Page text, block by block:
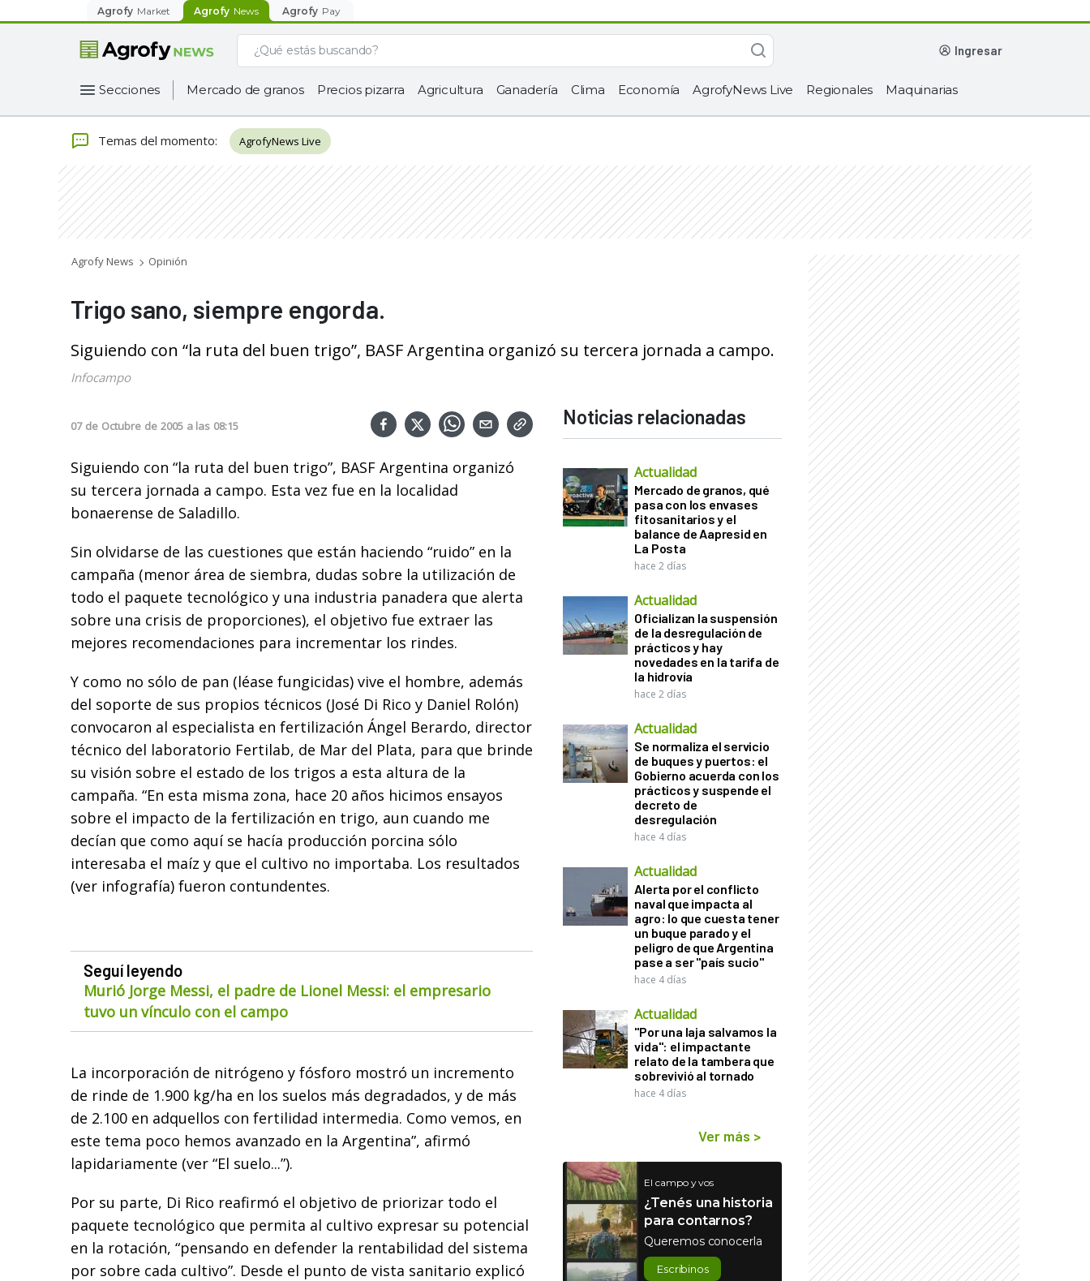
Agrofy Market Agrofy News Agrofy Pay
ingresar
Secciones Mercado de granos Precios pizarra Agricultura Ganadería Clima Economía AgrofyNews Live Regionales Maquinarias
Temas del momento: AgrofyNews Live
Agrofy News Opinión
Trigo sano, siempre engorda.
Siguiendo con “la ruta del buen trigo”, BASF Argentina organizó su tercera jornada a campo.
Infocampo
07 de Octubre de 2005 a las 08:15
Siguiendo con “la ruta del buen trigo”, BASF Argentina organizó
su tercera jornada a campo. Esta vez fue en la localidad
bonaerense de Saladillo.
Sin olvidarse de las cuestiones que están haciendo “ruido” en la
campaña (menor área de siembra, dudas sobre la utilización de
todo el paquete tecnológico y una industria panadera que alerta
sobre una crisis de proporciones), el objetivo fue extraer las
mejores recomendaciones para incrementar los rindes.
Y como no sólo de pan (léase fungicidas) vive el hombre, además
del soporte de sus propios técnicos (José Di Rico y Daniel Rolón)
convocaron al especialista en fertilización Ángel Berardo, director
técnico del laboratorio Fertilab, de Mar del Plata, para que brinde
su visión sobre el estado de los trigos a esta altura de la
campaña. “En esta misma zona, hace 20 años hicimos ensayos
sobre el impacto de la fertilización en trigo, aun cuando me
decían que como aquí se hacía producción porcina sólo
interesaba el maíz y que el cultivo no importaba. Los resultados
(ver infografía) fueron contundentes.
Seguí leyendo
Murió Jorge Messi, el padre de Lionel Messi: el empresario
tuvo un vínculo con el campo
La incorporación de nitrógeno y fósforo mostró un incremento
de rinde de 1.900 kg/ha en los suelos más degradados, y de más
de 2.100 en adquellos con fertilidad intermedia. Como vemos, en
este tema poco hemos avanzado en la Argentina”, afirmó
lapidariamente (ver “El suelo...”).
Por su parte, Di Rico reafirmó el objetivo de priorizar todo el
paquete tecnológico que permita al cultivo expresar su potencial
en la rotación, “pensando en defender la rentabilidad del sistema
por sobre cada cultivo”. Desde el punto de vista sanitario explicó
Noticias relacionadas
Actualidad
Mercado de granos, qué
pasa con los envases
fitosanitarios y el
balance de Aapresid en
La Posta
hace 2 días
Actualidad
Oficializan la suspensión
de la desregulación de
prácticos y hay
novedades en la tarifa de
la hidrovía
hace 2 días
Actualidad
Se normaliza el servicio
de buques y puertos: el
Gobierno acuerda con los
prácticos y suspende el
decreto de
desregulación
hace 4 días
Actualidad
Alerta por el conflicto
naval que impacta al
agro: lo que cuesta tener
un buque parado y el
peligro de que Argentina
pase a ser "país sucio"
hace 4 días
Actualidad
"Por una laja salvamos la
vida": el impactante
relato de la tambera que
sobrevivió al tornado
hace 4 días
Ver más >
El campo y vos
¿Tenés una historia
para contarnos?
Queremos conocerla
Escribinos